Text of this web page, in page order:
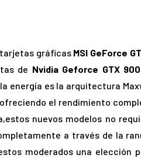
tarjetas gráficas MSI GeForce
de Nvidia Geforce GTX 900
energía es la arquitectura
el rendimiento
nuevos modelos no
a través de la
moderados una